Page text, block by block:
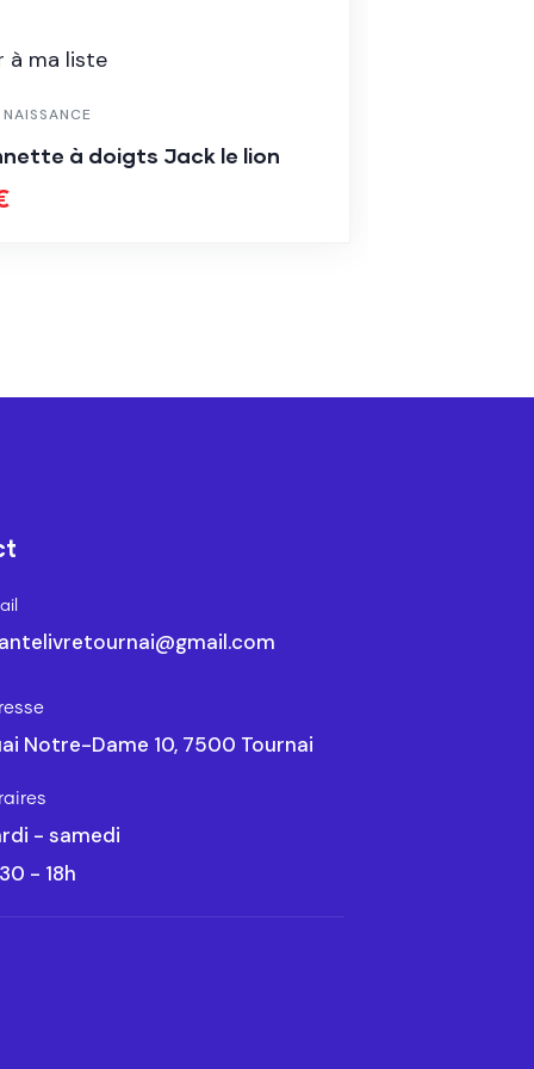
à ma liste
à doigts Jack le lion
Notre-Dame 10, 7500 Tournai
- samedi
- 18h